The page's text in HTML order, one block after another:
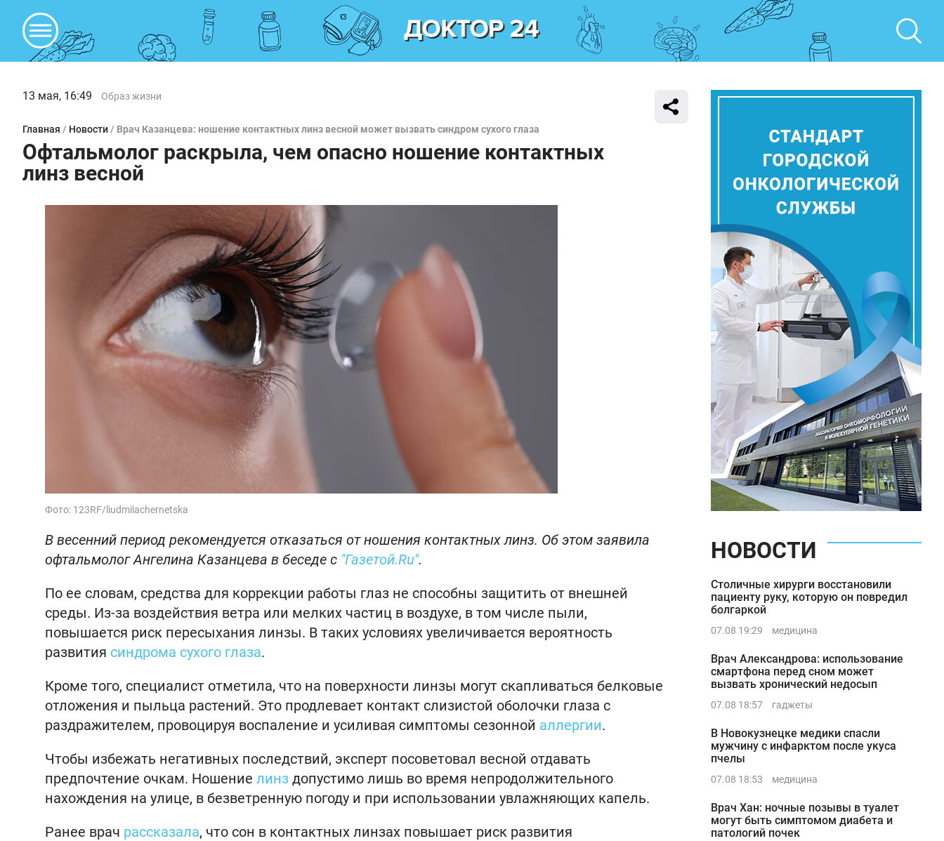
13 мая, 16:49 Образ жизни
Главная / Новости / Врач Казанцева: ношение контактных линз весной может вызвать синдром сухого глаза
Офтальмолог раскрыла, чем опасно ношение контактных
линз весной
Фото: 123RF/liudmilachernetska
В весенний период рекомендуется отказаться от ношения контактных линз. Об этом заявила
офтальмолог Ангелина Казанцева в беседе с "Газетой.Ru".
По ее словам, средства для коррекции работы глаз не способны защитить от внешней
среды. Из-за воздействия ветра или мелких частиц в воздухе, в том числе пыли,
повышается риск пересыхания линзы. В таких условиях увеличивается вероятность
развития синдрома сухого глаза.
Кроме того, специалист отметила, что на поверхности линзы могут скапливаться белковые
отложения и пыльца растений. Это продлевает контакт слизистой оболочки глаза с
раздражителем, провоцируя воспаление и усиливая симптомы сезонной аллергии.
Чтобы избежать негативных последствий, эксперт посоветовал весной отдавать
предпочтение очкам. Ношение линз допустимо лишь во время непродолжительного
нахождения на улице, в безветренную погоду и при использовании увлажняющих капель.
Ранее врач рассказала, что сон в контактных линзах повышает риск развития
НОВОСТИ
Столичные хирурги восстановили
пациенту руку, которую он повредил
болгаркой
07.08 19:29 медицина
Врач Александрова: использование
смартфона перед сном может
вызвать хронический недосып
07.08 18:57 гаджеты
В Новокузнецке медики спасли
мужчину с инфарктом после укуса
пчелы
07.08 18:53 медицина
Врач Хан: ночные позывы в туалет
могут быть симптомом диабета и
патологий почек